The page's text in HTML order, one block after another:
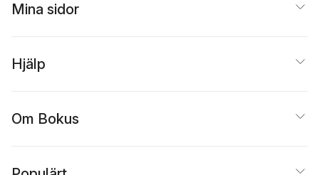
Mina sidor
Hjälp
Om Bokus